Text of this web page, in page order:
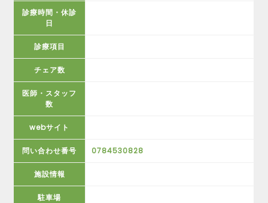
診療時間・休診
日
診療項目
チェア数
医師・スタッフ
数
webサイト
問い合わせ番号 0784530828
施設情報
駐車場